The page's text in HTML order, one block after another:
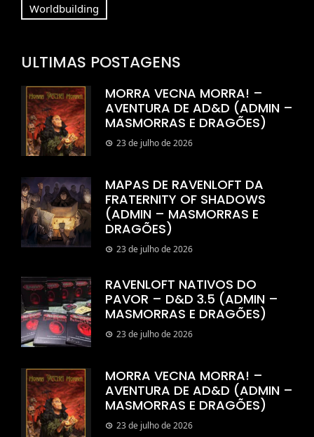
Worldbuilding
ULTIMAS POSTAGENS
MORRA VECNA MORRA! –
AVENTURA DE AD&D (ADMIN –
MASMORRAS E DRAGÕES)
23 de julho de 2026
MAPAS DE RAVENLOFT DA
FRATERNITY OF SHADOWS
(ADMIN – MASMORRAS E
DRAGÕES)
23 de julho de 2026
RAVENLOFT NATIVOS DO
PAVOR – D&D 3.5 (ADMIN –
MASMORRAS E DRAGÕES)
23 de julho de 2026
MORRA VECNA MORRA! –
AVENTURA DE AD&D (ADMIN –
MASMORRAS E DRAGÕES)
23 de julho de 2026